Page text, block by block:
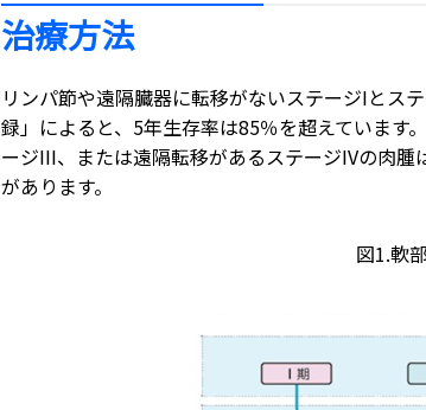
治療方法
リンパ節や遠隔臓器に転移がないステージIとス
録」によると、5年生存率は85％を超えています
ージIII、または遠隔転移があるステージIVの肉
があります。
図1.軟